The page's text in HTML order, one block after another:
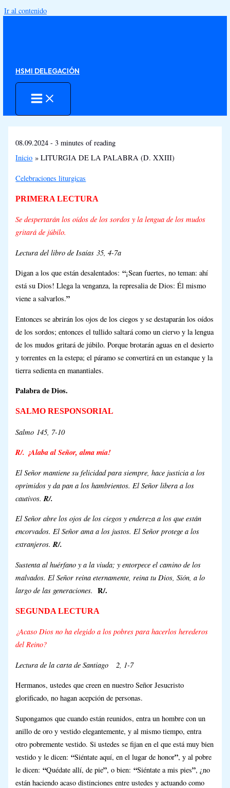
Ir al contenido
HSMI DELEGACIÓN
08.09.2024-3 minutes of reading
Inicio
LITURGIA DE LA PALABRA (D. XXIII)
Celebraciones liturgicas
PRIMERA LECTURA
Se despertarán los oídos de los sordos y la lengua de los mudos
gritará de júbilo.
Lectura del libro de Isaías 35, 4-7a
Digan a los que están desalentados:“¡Sean fuertes, no teman: ahí
está su Dios! Llega la venganza, la represalia de Dios: Él mismo
viene a salvarlos.”
Entonces se abrirán los ojos de los ciegos y se destaparán los oídos
de los sordos; entonces el tullido saltará como un ciervo y la lengua
de los mudos gritará de júbilo. Porque brotarán aguas en el desierto
y torrentes en la estepa; el páramo se convertirá en un estanque y la
tierra sedienta en manantiales.
Palabra de Dios.
SALMO RESPONSORIAL
Salmo 145, 7-10
R/. ¡Alaba al Señor, alma mía!
El Señor mantiene su felicidad para siempre, hace justicia a los
oprimidos y da pan a los hambrientos. El Señor libera a los
cautivos. R/.
El Señor abre los ojos de los ciegos y endereza a los que están
encorvados. El Señor ama a los justos. El Señor protege a los
extranjeros. R/.
Sustenta al huérfano y a la viuda; y entorpece el camino de los
malvados. El Señor reina eternamente, reina tu Dios, Sión, a lo
largo de las generaciones.R/.
SEGUNDA LECTURA
¿Acaso Dios no ha elegido a los pobres para hacerlos herederos
del Reino?
Lectura de la carta de Santiago 2, 1-7
Hermanos, ustedes que creen en nuestro Señor Jesucristo
glorificado, no hagan acepción de personas.
Supongamos que cuando están reunidos, entra un hombre con un
anillo de oro y vestido elegantemente, y al mismo tiempo, entra
otro pobremente vestido. Si ustedes se fijan en el que está muy bien
vestido y le dicen:“Siéntate aquí, en el lugar de honor”, y al pobre
le dicen:“Quédate allí, de pie”, o bien:“Siéntate a mis pies”, ¿no
están haciendo acaso distinciones entre ustedes y actuando como